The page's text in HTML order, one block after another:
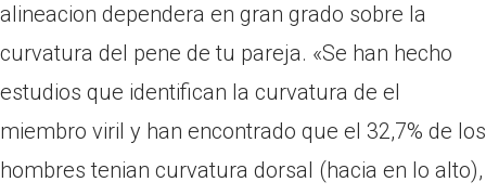
alineacion dependera en gran grado sobre la
curvatura del pene de tu pareja. «Se han hecho
estudios que identifican la curvatura de el
miembro viril y han encontrado que el 32,7% de los
hombres tenian curvatura dorsal (hacia en lo alto),